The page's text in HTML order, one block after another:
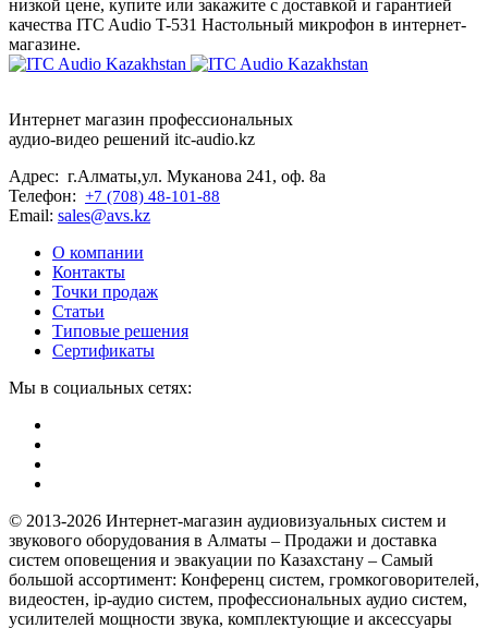
низкой цене, купите или закажите с доставкой и гарантией
качества ITC Audio T-531 Настольный микрофон в интернет-
магазине.
Интернет магазин профессиональных
аудио-видео решений itc-audio.kz
Адрес: г.Алматы,ул. Муканова 241, оф. 8а
Телефон: +7 (708) 48-101-88
Email: sales@avs.kz
О компании
Контакты
Точки продаж
Статьи
Типовые решения
Сертификаты
Мы в социальных сетях:
© 2013-2026 Интернет-магазин аудиовизуальных систем и
звукового оборудования в Алматы – Продажи и доставка
систем оповещения и эвакуации по Казахстану – Самый
большой ассортимент: Конференц систем, громкоговорителей,
видеостен, ip-аудио систем, профессиональных аудио систем,
усилителей мощности звука, комплектующие и аксессуары